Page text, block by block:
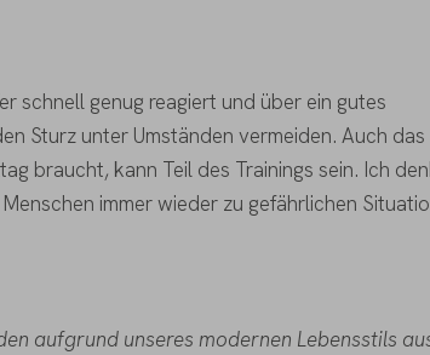
schnell genug reagiert und über ein gutes
Sturz unter Umständen vermeiden. Auch das
braucht, kann Teil des Trainings sein. Ich
immer wieder zu gefährlichen
aufgrund unseres modernen Lebensstils